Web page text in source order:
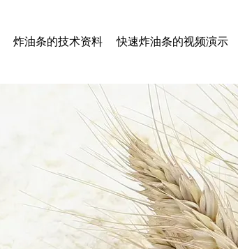
炸油条的技术资料 快速炸油条的视频演示